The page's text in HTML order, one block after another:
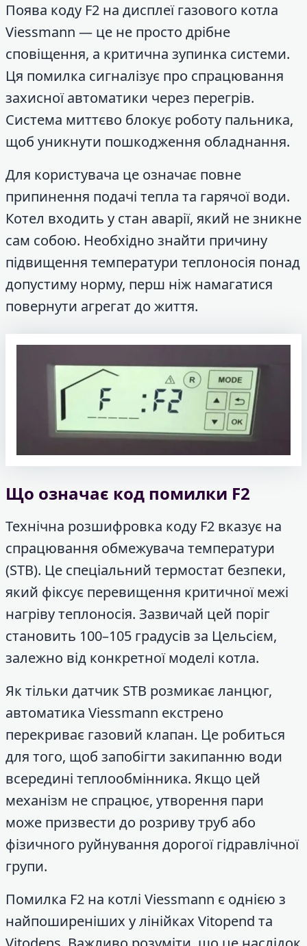
Поява коду F2 на дисплеї газового котла
Viessmann — це не просто дрібне
сповіщення, а критична зупинка системи.
Ця помилка сигналізує про спрацювання
захисної автоматики через перегрів.
Система миттєво блокує роботу пальника,
щоб уникнути пошкодження обладнання.
Для користувача це означає повне
припинення подачі тепла та гарячої води.
Котел входить у стан аварії, який не зникне
сам собою. Необхідно знайти причину
підвищення температури теплоносія понад
допустиму норму, перш ніж намагатися
повернути агрегат до життя.
Що означає код помилки F2
Технічна розшифровка коду F2 вказує на
спрацювання обмежувача температури
(STB). Це спеціальний термостат безпеки,
який фіксує перевищення критичної межі
нагріву теплоносія. Зазвичай цей поріг
становить 100–105 градусів за Цельсієм,
залежно від конкретної моделі котла.
Як тільки датчик STB розмикає ланцюг,
автоматика Viessmann екстрено
перекриває газовий клапан. Це робиться
для того, щоб запобігти закипанню води
всередині теплообмінника. Якщо цей
механізм не спрацює, утворення пари
може призвести до розриву труб або
фізичного руйнування дорогої гідравлічної
групи.
Помилка F2 на котлі Viessmann є однією з
найпоширеніших у лінійках Vitopend та